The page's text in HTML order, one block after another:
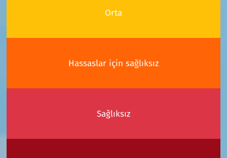
Orta
Hassaslar için sağlıksız
Sağlıksız